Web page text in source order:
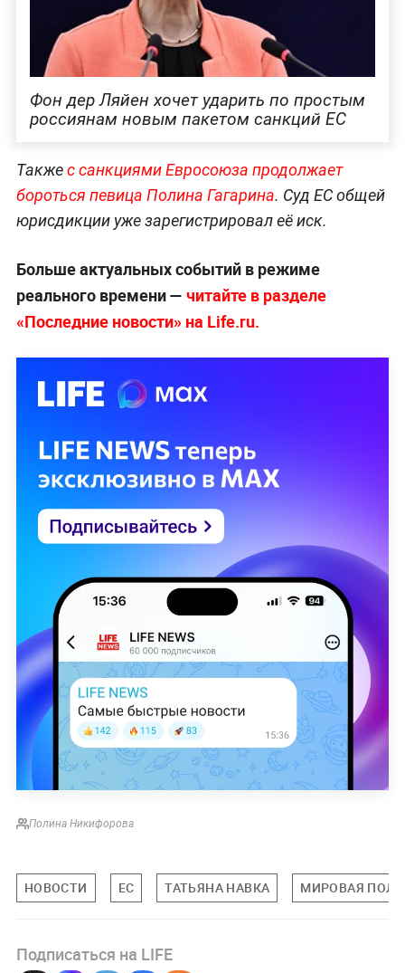
Фон дер Ляйен хочет ударить по простым
россиянам новым пакетом санкций ЕС
Такжес санкциями Евросоюза продолжает
бороться певица Полина Гагарина. Суд ЕС общей
юрисдикции уже зарегистрировал её иск.
Больше актуальных событий в режиме
реального времени — читайте в разделе
«Последние новости» на Life.ru.
Полина Никифорова
НОВОСТИ ЕС ТАТЬЯНА НАВКА МИРОВАЯ
Подписаться на LIFE